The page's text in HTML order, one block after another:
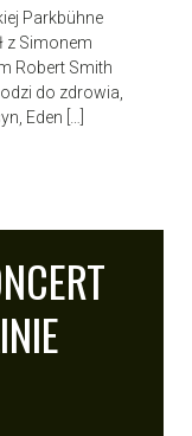
Parkbühne
z Simonem
Robert Smith
do zdrowia,
Eden […]